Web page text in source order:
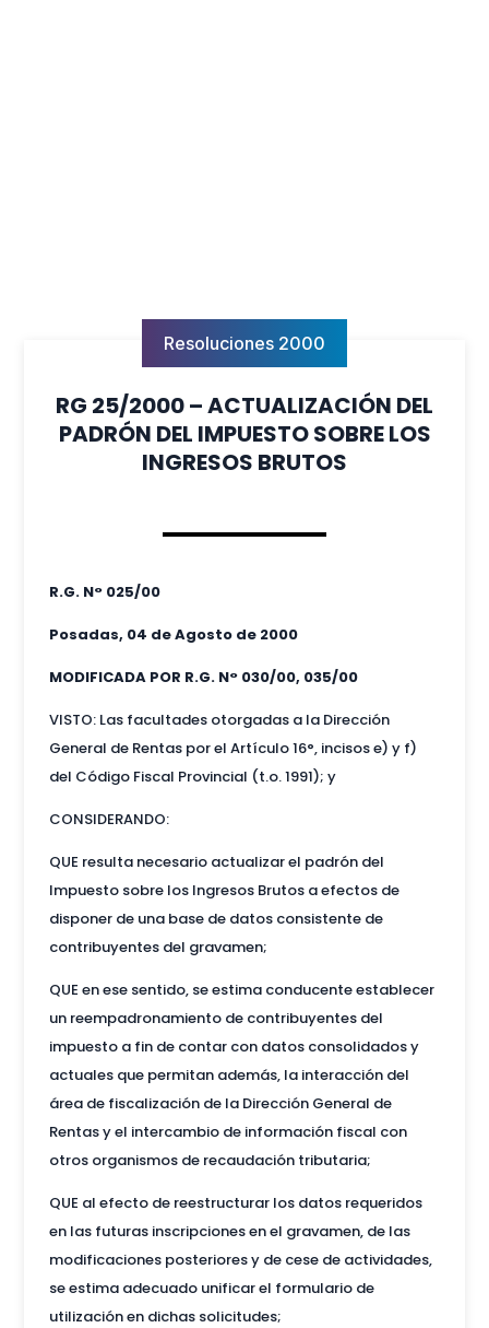
Resoluciones 2000
RG 25/2000 – ACTUALIZACIÓN DEL
PADRÓN DEL IMPUESTO SOBRE LOS
INGRESOS BRUTOS
R.G. N° 025/00
Posadas, 04 de Agosto de 2000
MODIFICADA POR R.G. N° 030/00, 035/00
VISTO: Las facultades otorgadas a la Dirección
General de Rentas por el Artículo 16°, incisos e) y f)
del Código Fiscal Provincial (t.o. 1991); y
CONSIDERANDO:
QUE resulta necesario actualizar el padrón del
Impuesto sobre los Ingresos Brutos a efectos de
disponer de una base de datos consistente de
contribuyentes del gravamen;
QUE en ese sentido, se estima conducente establecer
un reempadronamiento de contribuyentes del
impuesto a fin de contar con datos consolidados y
actuales que permitan además, la interacción del
área de fiscalización de la Dirección General de
Rentas y el intercambio de información fiscal con
otros organismos de recaudación tributaria;
QUE al efecto de reestructurar los datos requeridos
en las futuras inscripciones en el gravamen, de las
modificaciones posteriores y de cese de actividades,
se estima adecuado unificar el formulario de
utilización en dichas solicitudes;